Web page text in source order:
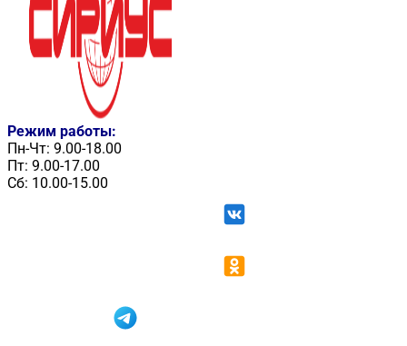
Режим работы:
Пн-Чт: 9.00-18.00
Пт: 9.00-17.00
Сб: 10.00-15.00